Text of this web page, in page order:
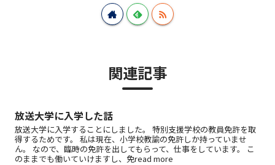
関連記事
放送大学に入学した話
放送大学に入学することにしました。 特別支援学校の教員免許を取
得するためです。 私は現在、小学校教諭の免許しか持っていませ
ん。 なので、臨時の免許を出してもらって、仕事をしています。 こ
のままでも働いていけますし、免read more